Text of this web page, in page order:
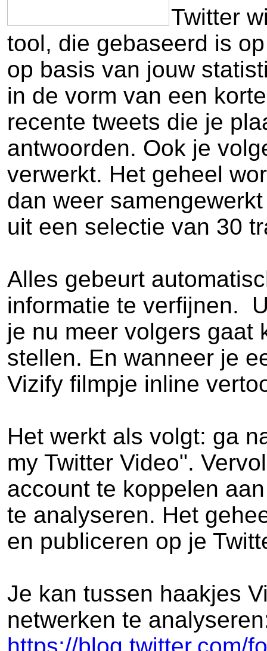
Twitter
tool, die gebaseerd is
op basis van jouw
in de vorm van een
recente tweets die je
antwoorden. Ook je
verwerkt. Het geheel
dan weer
uit een selectie van 30
Alles gebeurt
informatie te verfijnen.
je nu meer volgers gaat
stellen. En wanneer je
Vizify filmpje inline
Het werkt als volgt: ga
my Twitter Video".
account te koppelen
te analyseren. Het
en publiceren op je
Je kan tussen haakjes
netwerken te